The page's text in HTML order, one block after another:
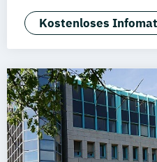
Management
CRM & Vertrieb (DE/
(DE/EN)
Strategic Marketing
Kostenloses